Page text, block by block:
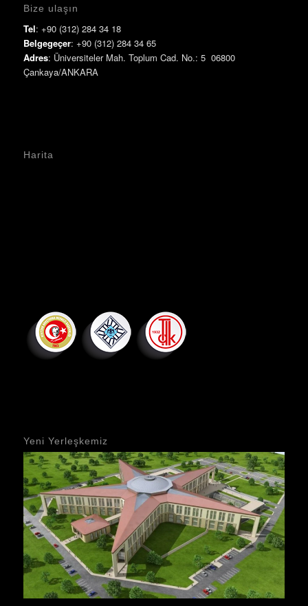
Bize ulaşın
Tel: +90 (312) 284 34 18
Belgegeçer: +90 (312) 284 34 65
Adres: Üniversiteler Mah. Toplum Cad. No.: 5 06800
Çankaya/ANKARA
Harita
Yeni Yerleşkemiz